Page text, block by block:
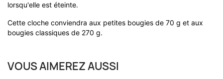
lorsqu'elle est éteinte.
Cette cloche conviendra aux petites bougies de 70 g et aux
bougies classiques de 270 g.
VOUS AIMEREZ AUSSI